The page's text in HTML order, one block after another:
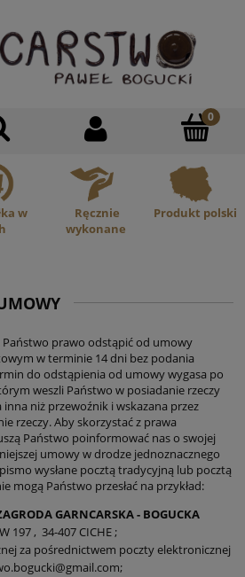
w
Ręcznie
wykonane
Produkt polski
prawo odstąpić od umowy
w terminie 14 dni bez podania
do odstąpienia od umowy wygasa po
weszli Państwo w posiadanie rzeczy
niż przewoźnik i wskazana przez
rzeczy. Aby skorzystać z prawa
Państwo poinformować nas o swojej
umowy w drodze jednoznacznego
wysłane pocztą tradycyjną lub pocztą
mogą Państwo przesłać na przykład:
GARNCARSKA - BOGUCKA
197 , 34-407 CICHE ;
za pośrednictwem poczty elektronicznej